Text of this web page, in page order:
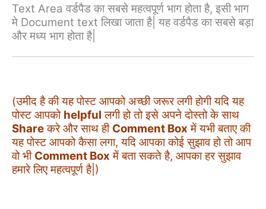
Text Area वर्डपैड का सबसे महत्वपूर्ण भाग होता है, इसी भाग
मे Document text लिखा जाता है| यह वर्डपैड का सबसे बड़ा
और मध्य भाग होता है|
(उमीद है की यह पोस्ट आपको अच्छी जरूर लगी होगी यदि यह
पोस्ट आपको helpful लगी हो तो इसे अपने दोस्तो के साथ
Shareकरे और साथ ही Comment Box में यभी बताए की
यह पोस्ट आपको कैसा लगा, यदि आपका कोई सुझाव हो तो आप
वो भी Comment Box में बता सकते है, आपका हर सुझाव
हमारे लिए महत्वपूर्ण है|)